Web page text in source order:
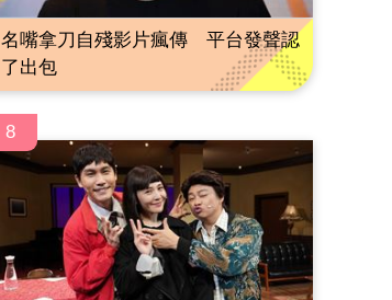
名嘴拿刀自殘影片瘋傳 平台發聲認
了出包
8